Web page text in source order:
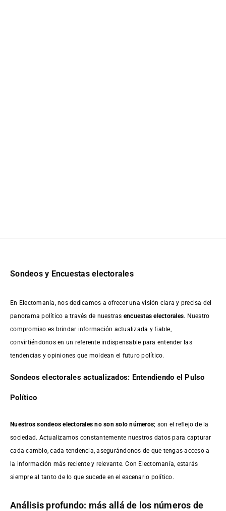
Sondeos y Encuestas electorales
En Electomanía, nos dedicamos a ofrecer una visión clara y precisa del
panorama político a través de nuestras encuestas electorales. Nuestro
compromiso es brindar información actualizada y fiable,
convirtiéndonos en un referente indispensable para entender las
tendencias y opiniones que moldean el futuro político.
Sondeos electorales actualizados: Entendiendo el Pulso
Político
Nuestros sondeos electorales no son solo números; son el reflejo de la
sociedad. Actualizamos constantemente nuestros datos para capturar
cada cambio, cada tendencia, asegurándonos de que tengas acceso a
la información más reciente y relevante. Con Electomanía, estarás
siempre al tanto de lo que sucede en el escenario político.
Análisis profundo: más allá de los números de